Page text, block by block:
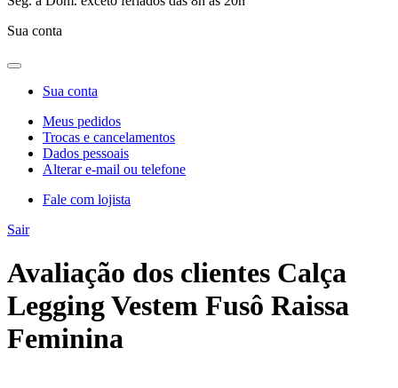
Sua conta
Sua conta
Meus pedidos
Trocas e cancelamentos
Dados pessoais
Alterar e-mail ou telefone
Fale com lojista
Sair
Avaliação dos clientes Calça
Legging Vestem Fusô Raissa
Feminina